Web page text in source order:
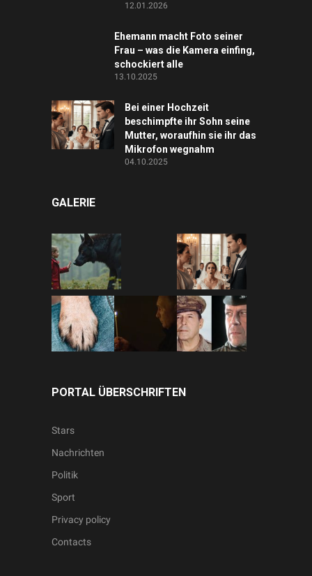
12.01.2026
Ehemann macht Foto seiner
Frau – was die Kamera einfing,
schockiert alle
13.10.2025
Bei einer Hochzeit
beschimpfte ihr Sohn seine
Mutter, woraufhin sie ihr das
Mikrofon wegnahm
04.10.2025
GALERIE
PORTAL ÜBERSCHRIFTEN
Stars
Nachrichten
Politik
Sport
Privacy policy
Contacts